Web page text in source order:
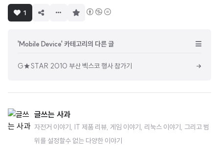
1
'Mobile Device' 카테고리의 다른 글
G★STAR 2010 부산 벡스코 행사 참가기
글쓰는 사과
자전거 이야기, IT 제품 리뷰, 게임 이야기, 리눅스 이야기, 그리고 범
위를 설정할수 없는 다양한 이야기